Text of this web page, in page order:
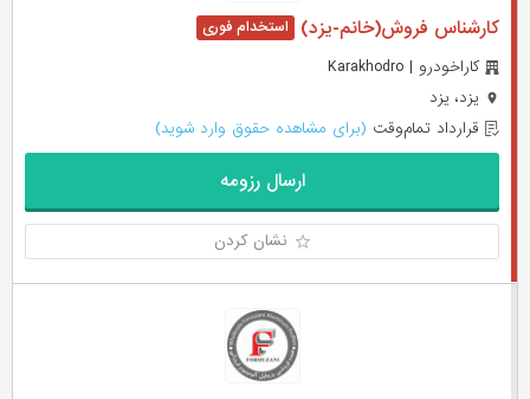
کارشناس فروش(خانم-یزد)
کاراخودرو | Karakhodro
یزد، یزد
قرارداد تمام‌وقت (برای مشاهده حقوق وارد شوید)
ارسال رزومه
نشان کردن